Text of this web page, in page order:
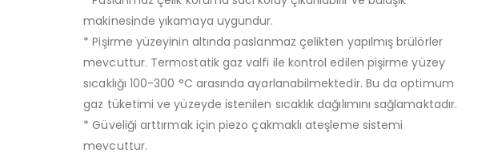
makinesinde yıkamaya uygundur.
* Pişirme yüzeyinin altında paslanmaz çelikten yapılmış brülörler
mevcuttur. Termostatik gaz valfi ile kontrol edilen pişirme yüzey
sıcaklığı 100-300 °C arasında ayarlanabilmektedir. Bu da optimum
gaz tüketimi ve yüzeyde istenilen sıcaklık dağılımını sağlamaktadır.
* Güveliği arttırmak için piezo çakmaklı ateşleme sistemi
mevcuttur.